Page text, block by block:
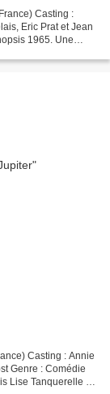
Casting :
Eric Prat et Jean
1965. Une
Casting : Annie
Genre : Comédie
Lise Tanquerelle et